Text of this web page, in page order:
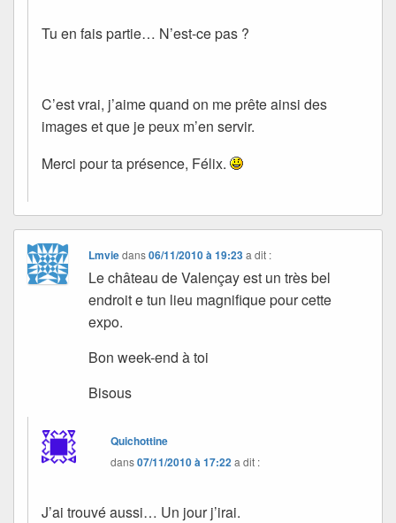
Tu en fais partie… N’est-ce pas ?
C’est vrai, j’aime quand on me prête ainsi des
images et que je peux m’en servir.
Merci pour ta présence, Félix.
Lmviedans06/11/2010 à 19:23 a dit :
Le château de Valençay est un très bel
endroit e tun lieu magnifique pour cette
expo.
Bon week-end à toi
Bisous
Quichottine
dans07/11/2010 à 17:22a dit :
J’ai trouvé aussi… Un jour j’irai.